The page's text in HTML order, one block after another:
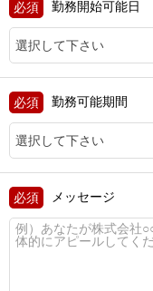
勤務開始可能日
勤務可能期間
メッセージ